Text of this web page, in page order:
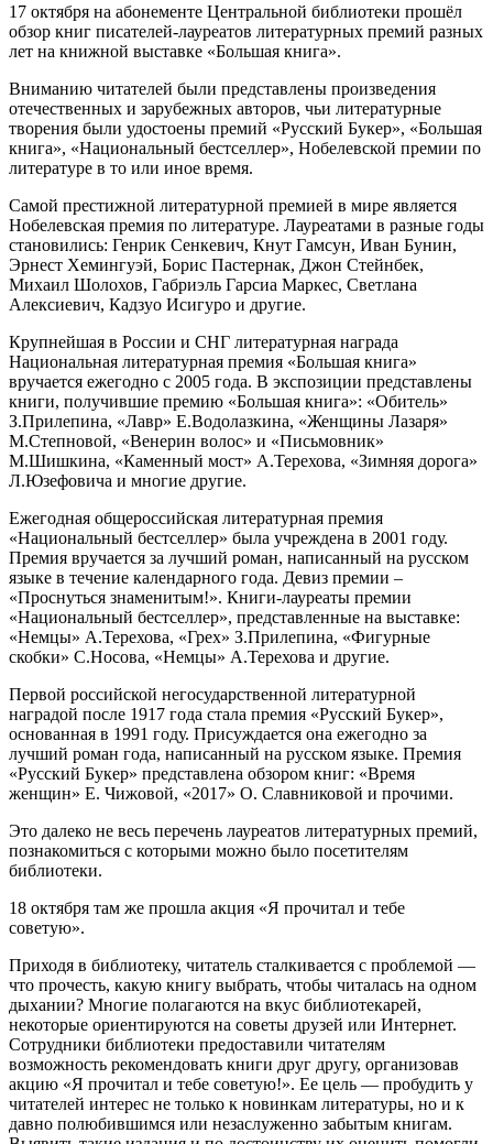
17 октября на абонементе Центральной библиотеки прошёл
обзор книг писателей-лауреатов литературных премий разных
лет на книжной выставке «Большая книга».
Вниманию читателей были представлены произведения
отечественных и зарубежных авторов, чьи литературные
творения были удостоены премий «Русский Букер», «Большая
книга», «Национальный бестселлер», Нобелевской премии по
литературе в то или иное время.
Самой престижной литературной премией в мире является
Нобелевская премия по литературе. Лауреатами в разные годы
становились: Генрик Сенкевич, Кнут Гамсун, Иван Бунин,
Эрнест Хемингуэй, Борис Пастернак, Джон Стейнбек,
Михаил Шолохов, Габриэль Гарсиа Маркес, Светлана
Алексиевич, Кадзуо Исигуро и другие.
Крупнейшая в России и СНГ литературная награда
Национальная литературная премия «Большая книга»
вручается ежегодно с 2005 года. В экспозиции представлены
книги, получившие премию «Большая книга»: «Обитель»
З.Прилепина, «Лавр» Е.Водолазкина, «Женщины Лазаря»
М.Степновой, «Венерин волос» и «Письмовник»
М.Шишкина, «Каменный мост» А.Терехова, «Зимняя дорога»
Л.Юзефовича и многие другие.
Ежегодная общероссийская литературная премия
«Национальный бестселлер» была учреждена в 2001 году.
Премия вручается за лучший роман, написанный на русском
языке в течение календарного года. Девиз премии –
«Проснуться знаменитым!». Книги-лауреаты премии
«Национальный бестселлер», представленные на выставке:
«Немцы» А.Терехова, «Грех» З.Прилепина, «Фигурные
скобки» С.Носова, «Немцы» А.Терехова и другие.
Первой российской негосударственной литературной
наградой после 1917 года стала премия «Русский Букер»,
основанная в 1991 году. Присуждается она ежегодно за
лучший роман года, написанный на русском языке. Премия
«Русский Букер» представлена обзором книг: «Время
женщин» Е. Чижовой, «2017» О. Славниковой и прочими.
Это далеко не весь перечень лауреатов литературных премий,
познакомиться с которыми можно было посетителям
библиотеки.
18 октября там же прошла акция «Я прочитал и тебе
советую».
Приходя в библиотеку, читатель сталкивается с проблемой —
что прочесть, какую книгу выбрать, чтобы читалась на одном
дыхании? Многие полагаются на вкус библиотекарей,
некоторые ориентируются на советы друзей или Интернет.
Сотрудники библиотеки предоставили читателям
возможность рекомендовать книги друг другу, организовав
акцию «Я прочитал и тебе советую!». Ее цель — пробудить у
читателей интерес не только к новинкам литературы, но и к
давно полюбившимся или незаслуженно забытым книгам.